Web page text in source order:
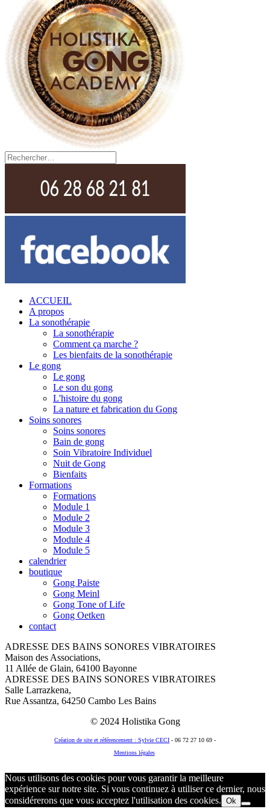
ACCUEIL
A propos
La sonothérapie
La sonothérapie
Comment ça marche ?
Les bienfaits de la sonothérapie
Le gong
Le gong
Le son du gong
L'histoire du gong
La nature et fabrication du Gong
Soins sonores
Soins sonores
Bain de gong
Soin Vibratoire Individuel
Nuit de Gong
Bienfaits
Formations
Formations
Module 1
Module 2
Module 3
Module 4
Module 5
calendrier
boutique
Gong Paiste
Gong Meinl
Gong Tone of Life
Gong Oetken
contact
ADRESSE DES BAINS SONORES VIBRATOIRES
Maison des Associations,
11 Allée de Glain, 64100 Bayonne
ADRESSE DES BAINS SONORES VIBRATOIRES
Salle Larrazkena,
Rue Assantza, 64250 Cambo Les Bains
© 2024 Holistika Gong
Création de site et référencement : Sylvie CECI - 06 72 27 10 69 -
Mentions légales
Nous utilisons des cookies pour vous garantir la meilleure
expérience sur notre site. Si vous continuez à utiliser ce dernier, nous
considérerons que vous acceptez l'utilisation des cookies. Ok